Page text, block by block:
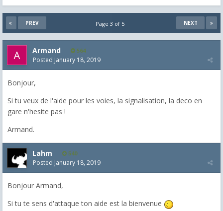
PREV NEXT
Page 3 of 5
Armand 564
Posted January 18, 2019
Bonjour,
Si tu veux de l'aide pour les voies, la signalisation, la deco en
gare n'hesite pas !
Armand.
Lahm 540
Posted January 18, 2019
Bonjour Armand,
Si tu te sens d'attaque ton aide est la bienvenue